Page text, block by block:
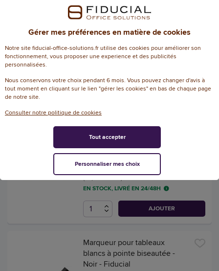
4.7/ 5 - 3avis
(2,27 € TTC)
EN STOCK, LIVRÉ EN 24/48H
cadre PVC - 60 x 90 cm -
Référence : 158600
4.8/5- 5avis
98,29 € HT
(117,95 € TTC)
EN STOCK, LIVRÉ EN 24/48H
AJOUTER
Marqueur pour tableaux
blancs à pointe biseautée -
Noir - Fiducial
Gérer mes préférences en matière de cookies
Notre site fiducial-office-solutions.fr utilise des cookies pour améliorer son
fonctionnement, vous proposer une experience et des publicités
personnalisées.
Nous conservons votre choix pendant 6 mois. Vous pouvez changer d'avis à
tout moment en cliquant sur le lien "gérer les cookies" en bas de chaque page
de notre site.
Consulter notre politique de cookies
Personnaliser mes choix
Tout accepter